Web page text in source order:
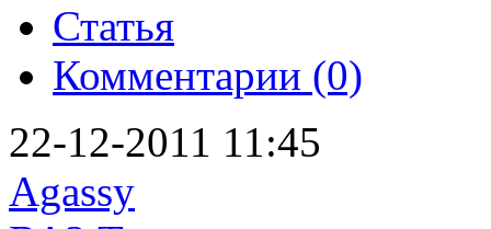
Статья
Комментарии (0)
22-12-2011 11:45
Agassy